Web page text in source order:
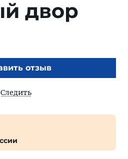
двор
отзыв
Следить